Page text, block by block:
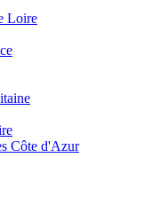
Loire
Côte d'Azur